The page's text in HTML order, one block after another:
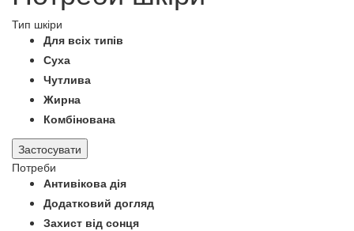
Тип шкіри
Для всіх типів
Суха
Чутлива
Жирна
Комбінована
Застосувати
Потреби
Антивікова дія
Додатковий догляд
Захист від сонця